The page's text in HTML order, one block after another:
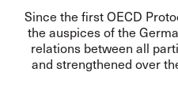
Since the first OECD
the auspices of the
relations between all
and strengthened over